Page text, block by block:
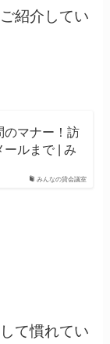
紹介してい
みんなの貸会議室
のマナー！訪
ールまで | み
て慣れてい